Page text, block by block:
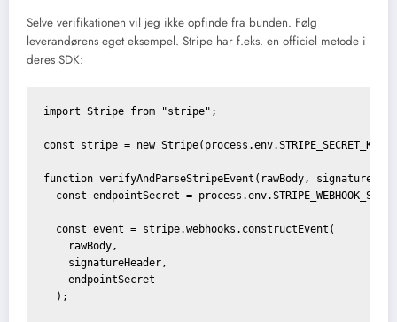
Selve verifikationen vil jeg ikke opfinde fra bunden. Følg
leverandørens eget eksempel. Stripe har f.eks. en officiel metode i
deres SDK:
import Stripe from "stripe";
const stripe = new Stripe(process.env.STRIPE_SECRET_KEY);
function verifyAndParseStripeEvent(rawBody,
const endpointSecret =
  const event = stripe.webhooks.constructEvent(
    rawBody,
    signatureHeader,
    endpointSecret
  );